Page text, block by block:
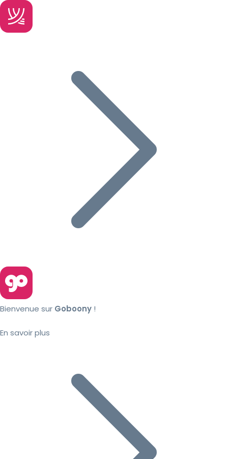
Bienvenue sur Goboony !
En savoir plus